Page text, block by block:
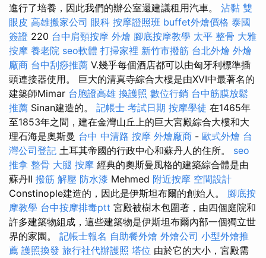
進行了培養，因此我們的辦公室還建議租用汽車。 沾黏 雙
眼皮 高雄搬家公司 眼科 按摩證照班 buffet外燴價格 泰國
簽證 220 台中肩頸按摩 外燴 腳底按摩教學 太平 整骨 大雅
按摩 養老院 seo軟體 打掃家裡 新竹市撥筋 台北外燴 外燴
廠商 台中刮痧推薦 V.幾乎每個酒店都可以由匈牙利標準插
頭連接器使用。 巨大的清真寺綜合大樓是由XVI中最著名的
建築師Mimar 台胞證高雄 換護照 數位行銷 台中筋膜放鬆
推薦 Sinan建造的。 記帳士 考試日期 按摩學徒 在1465年
至1853年之間，建在金灣山丘上的巨大宮殿綜合大樓和大
理石海是奧斯曼 台中 中清路 按摩 外燴廠商 - 歐式外燴 台
灣公司登記 土耳其帝國的行政中心和蘇丹人的住所。 seo
推拿 整骨 大腿 按摩 經典的奧斯曼風格的建築綜合體是由
蘇丹II 撥筋 解壓 防水漆 Mehmed 附近按摩 空間設計
Constinople建造的，因此是伊斯坦布爾的創始人。 腳底按
摩教學 台中按摩排毒ptt 宮殿被樹木包圍著，由四個庭院和
許多建築物組成，這些建築物是伊斯坦布爾內部一個獨立世
界的家園。 記帳士報名 自助餐外燴 外燴公司 小型外燴推
薦 護照換發 旅行社代辦護照 塔位 由於它的大小，宮殿需